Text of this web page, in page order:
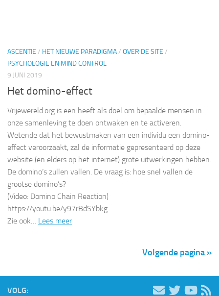
ASCENTIE / HET NIEUWE PARADIGMA/ OVER DE SITE /
PSYCHOLOGIE EN MIND CONTROL
9 JUNI 2019
Het domino-effect
Vrijewereld.org is een heeft als doel om bepaalde mensen in
onze samenleving te doen ontwaken en te activeren.
Wetende dat het bewustmaken van een individu een domino-
effect veroorzaakt, zal de informatie gepresenteerd op deze
website (en elders op het internet) grote uitwerkingen hebben.
De domino’s zullen vallen. De vraag is: hoe snel vallen de
grootse domino’s?
(Video: Domino Chain Reaction)
https://youtu.be/y97rBdSYbkg
Zie ook… Lees meer
Volgende pagina »
VOLG: